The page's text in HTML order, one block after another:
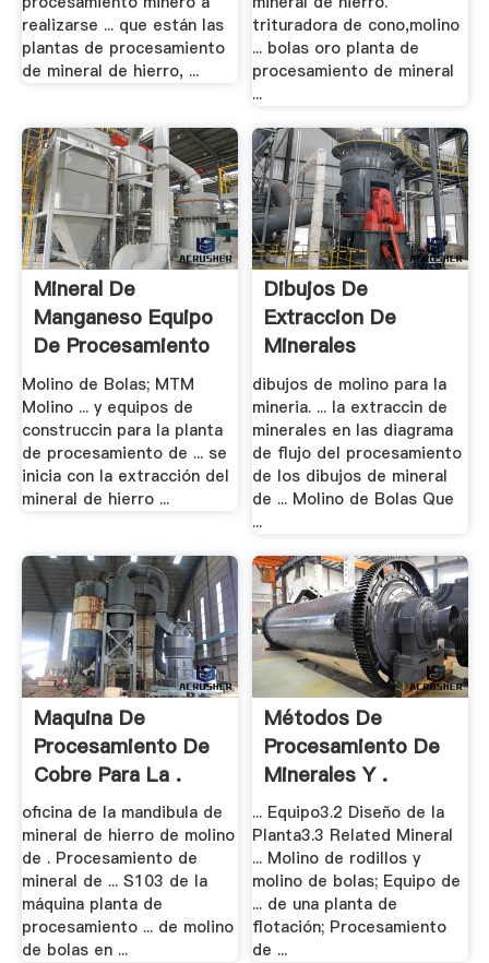
realizarse ... que están las
plantas de procesamiento
de mineral de hierro, ...
trituradora de cono,molino
... bolas oro planta de
procesamiento de mineral
...
Mineral De
Manganeso Equipo
De Procesamiento
Molino de Bolas; MTM
Molino ... y equipos de
construccin para la planta
de procesamiento de ... se
inicia con la extracción del
mineral de hierro ...
Dibujos De
Extraccion De
Minerales
dibujos de molino para la
mineria. ... la extraccin de
minerales en las diagrama
de flujo del procesamiento
de los dibujos de mineral
de ... Molino de Bolas Que
...
Maquina De
Procesamiento De
Cobre Para La .
oficina de la mandibula de
mineral de hierro de molino
de . Procesamiento de
mineral de ... S103 de la
máquina planta de
procesamiento ... de molino
de bolas en ...
Métodos De
Procesamiento De
Minerales Y .
... Equipo3.2 Diseño de la
Planta3.3 Related Mineral
... Molino de rodillos y
molino de bolas; Equipo de
... de una planta de
flotación; Procesamiento
de ...